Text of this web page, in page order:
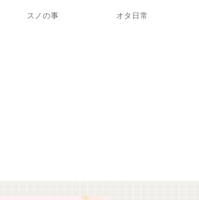
スノの事 オタ日常